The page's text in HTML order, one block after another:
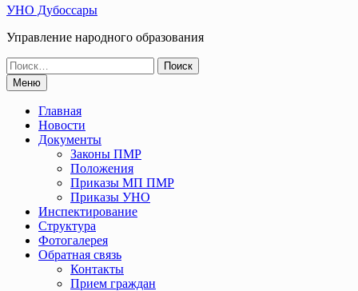
УНО Дубоссары
Управление народного образования
Поиск
по:Меню
Главная
Новости
Документы
Законы ПМР
Положения
Приказы МП ПМР
Приказы УНО
Инспектирование
Структура
Фотогалерея
Обратная связь
Контакты
Прием граждан